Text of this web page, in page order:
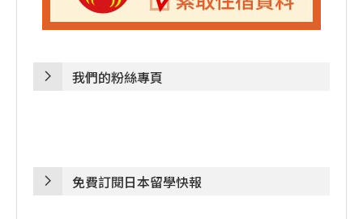
我們的粉絲專頁
免費訂閱日本留學快報